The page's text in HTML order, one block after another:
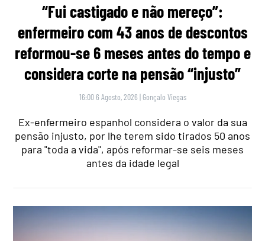
“Fui castigado e não mereço”:
enfermeiro com 43 anos de descontos
reformou-se 6 meses antes do tempo e
considera corte na pensão “injusto”
16:00 6 Agosto, 2026 | Gonçalo Viegas
Ex-enfermeiro espanhol considera o valor da sua
pensão injusto, por lhe terem sido tirados 50 anos
para "toda a vida", após reformar-se seis meses
antes da idade legal